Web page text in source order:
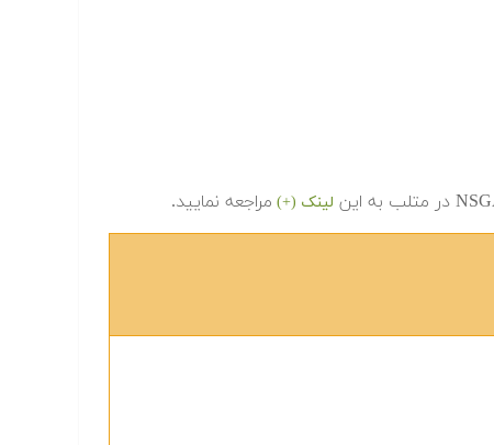
لینک (+) مراجعه نمایید.